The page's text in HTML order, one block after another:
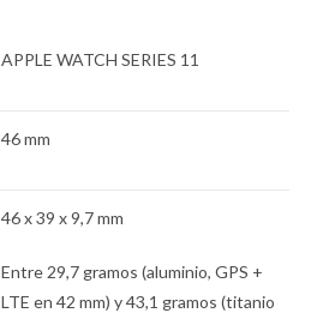
APPLE WATCH SERIES 11
46 mm
46 x 39 x 9,7 mm
Entre 29,7 gramos (aluminio, GPS +
LTE en 42 mm) y 43,1 gramos (titanio